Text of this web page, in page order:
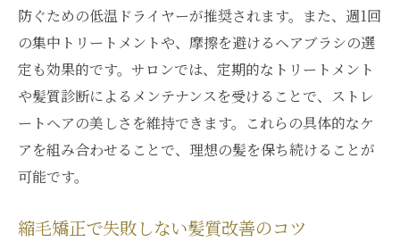
防ぐための低温ドライヤーが推奨されます。また、週1回
の集中トリートメントや、摩擦を避けるヘアブラシの選
定も効果的です。サロンでは、定期的なトリートメント
や髪質診断によるメンテナンスを受けることで、ストレ
ートヘアの美しさを維持できます。これらの具体的なケ
アを組み合わせることで、理想の髪を保ち続けることが
可能です。
縮毛矯正で失敗しない髪質改善のコツ